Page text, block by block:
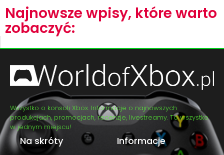
Najnowsze wpisy, które warto
zobaczyć:
Wszystko o konsoli Xbox. Informacje o najnowszych
produkcjach, promocjach, recenzje, livestreamy. To wszystko
w jednym miejscu!
Na skróty Informacje